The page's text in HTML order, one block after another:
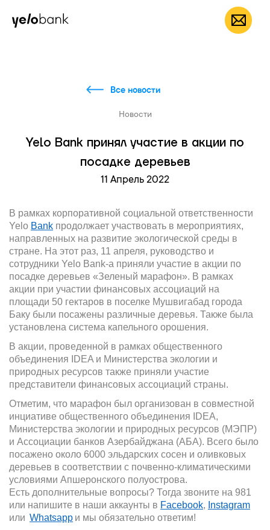
Частным лицам RU
Все новости
Новости
Yelo Bank принял участие в акции по
посадке деревьев
11 Апрель 2022
В рамках корпоративной социальной ответственности
Yelo Bank продолжает участвовать в мероприятиях,
направленных на развитие экологической среды в
стране. На этот раз, 11 апреля, руководство и
сотрудники Yelo Bank-а приняли участие в акции по
посадке деревьев «Зеленый марафон». В рамках
акции при участии финансовых ассоциаций на
площади 50 гектаров в поселке Мушвигабад города
Баку были посажены различные деревья. Также была
установлена система капельного орошения.
В акции, проведенной в рамках общественного
объединения IDEA и Министерства экологии и
природных ресурсов также приняли участие
представители финансовых ассоциаций страны.
Отметим, что марафон был организован в совместной
инциативе общественного объединения IDEA,
Министерства экологии и природных ресурсов (МЭПР)
и Ассоциации банков Азербайджана (АБА). Всего было
посажено около 6000 эльдарских сосен и оливковых
деревьев в соответствии с почвенно-климатическими
условиями Апшеронского полуострова.
Есть дополнительные вопросы? Тогда звоните на 981
или напишите в наши аккаунты в Facebook, Instagram
или Whatsapp и мы обязательно ответим!